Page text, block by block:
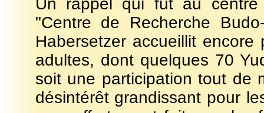
Un rappel qui fut au
"Centre de Recherche
Habersetzer accueillit
adultes, dont quelques 70
soit une participation tout de
désintérêt grandissant pour